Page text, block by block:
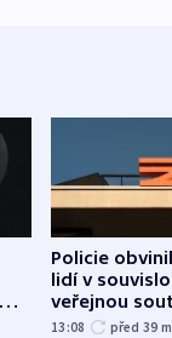
Policie
lidí v
veřejnou
Správy
13:08 před 39 m